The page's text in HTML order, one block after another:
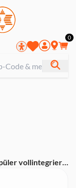
0
vollintegriert